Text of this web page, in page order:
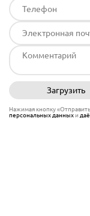
Загрузить
Нажимая кнопку
персональных данныхи